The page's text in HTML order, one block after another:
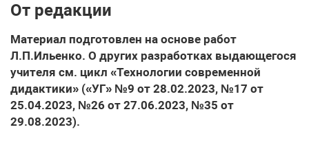
От редакции
Материал подготовлен на основе работ
Л.П.Ильенко. О других разработках выдающегося
учителя см. цикл «Технологии современной
дидактики» («УГ» №9 от 28.02.2023, №17 от
25.04.2023, №26 от 27.06.2023, №35 от
29.08.2023).